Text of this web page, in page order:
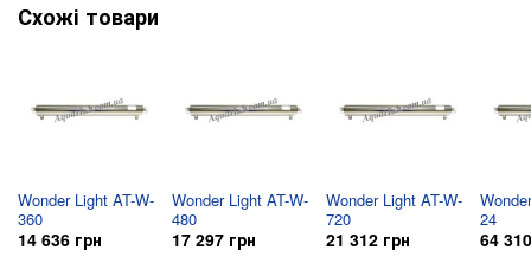
Схожі товари
Wonder Light AT-W-
360
14 636 грн
Wonder Light AT-W-
480
17 297 грн
Wonder Light AT-W-
720
21 312 грн
24
64